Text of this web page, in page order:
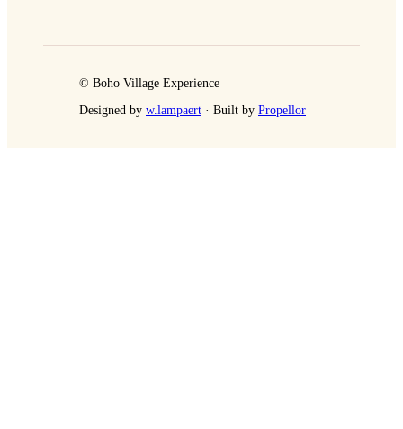
© Boho Village Experience
Designed by w.lampaert · Built by Propellor